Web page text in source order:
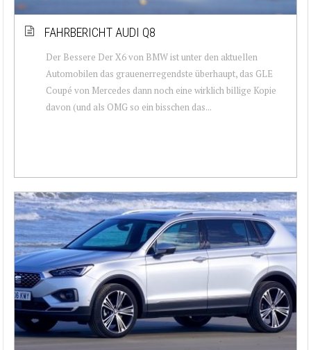
FAHRBERICHT AUDI Q8
Der Bessere Der X6 von BMW ist unter den aktuellen
Automobilen das grauenerregendste überhaupt, das GLE
Coupé von Mercedes dann noch eine wirklich billige Kopie
davon (und als OMG so ein bisschen das...